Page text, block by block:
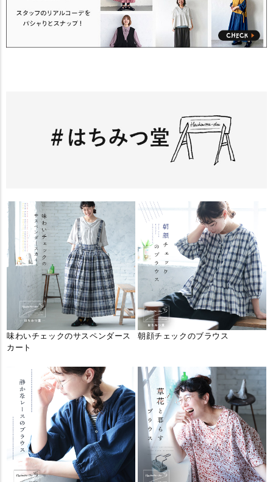
味わいチェックのサスペンダース
カート
朝顔チェックのブラウス